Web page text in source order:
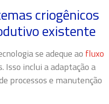
criogênicos
existente
se adeque ao fluxo
Isso inclui a adaptação a
processos e manutenção